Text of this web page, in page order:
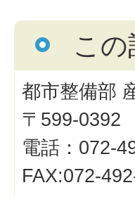
こ
都市整備部
〒599-0392
電話：072-
FAX:072-